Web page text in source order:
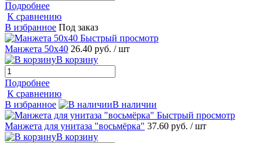
Подробнее
К сравнению
В избранное Под заказ
Быстрый просмотр
Манжета 50х40 26.40 руб. / шт
В корзину
Подробнее
К сравнению
В избранное
В наличии
Быстрый просмотр
Манжета для унитаза "восьмёрка" 37.60 руб. / шт
В корзину